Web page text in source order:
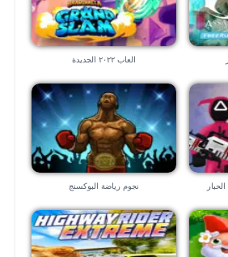
العاب ٢٠٢٢ الجديدة
نجوم رياضة البوكسنج